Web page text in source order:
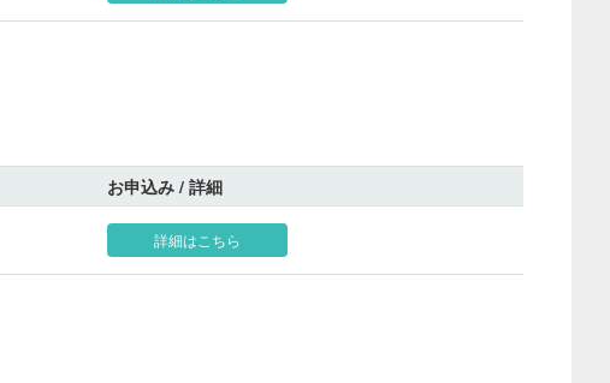
お申込み / 詳細
詳細はこちら